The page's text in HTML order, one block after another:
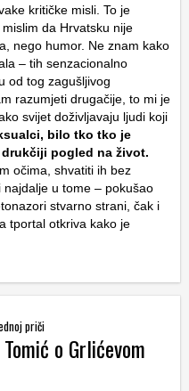
kritičke misli. To je
da Hrvatsku nije
nego humor. Ne znam kako
– tih senzacionalno
od tog zagušljivog
razumjeti drugačije, to mi je
svijet doživljavaju ljudi koji
bilo tko tko je
pogled na život.
očima, shvatiti ih bez
u tome – pokušao
stvarno strani, čak i
tportal otkriva kako je
priči
o Grlićevom